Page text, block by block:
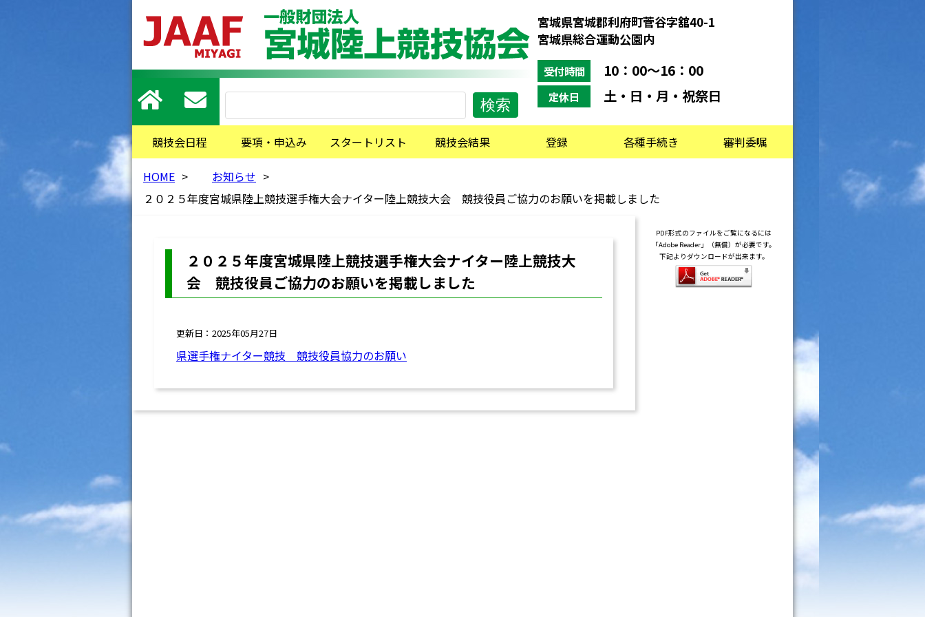
宮城県宮城郡利府町菅谷字舘40-1
宮城県総合運動公園内
受付時間 10：00～16：00
定休日 土・日・月・祝祭日
競技会日程 要項・申込み スタートリスト 競技会結果 登録 各種手続き 審判委嘱
HOME > お知らせ >
２０２５年度宮城県陸上競技選手権大会ナイター陸上競技大会 競技役員ご協力のお願いを掲載しました
２０２５年度宮城県陸上競技選手権大会ナイター陸上競技大
会 競技役員ご協力のお願いを掲載しました
更新日：2025年05月27日
県選手権ナイター競技 競技役員協力のお願い
PDF形式のファイルをご覧になるには
「Adobe Reader」（無償）が必要です。
下記よりダウンロードが出来ます。